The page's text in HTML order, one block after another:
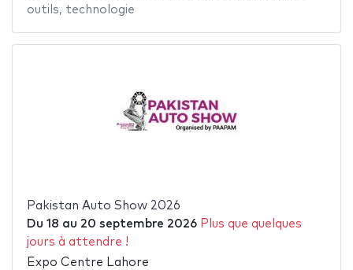
outils, technologie
Pakistan Auto Show 2026
Du 18 au 20 septembre 2026 Plus que quelques
jours à attendre !
Expo Centre Lahore